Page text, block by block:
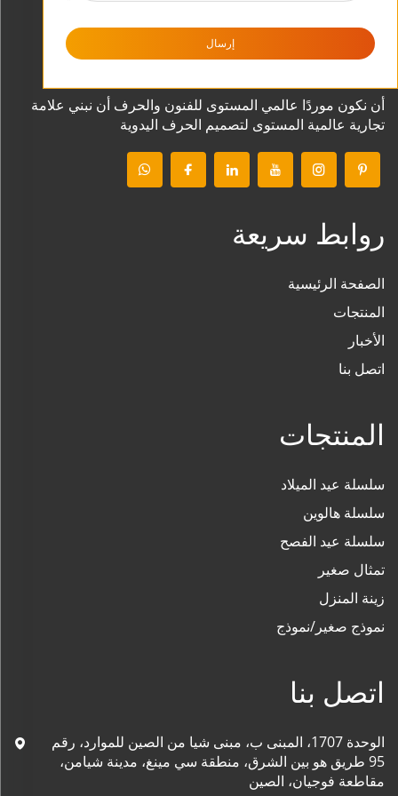
إرسال
أن نكون موردًا عالمي المستوى للفنون والحرف أن نبني علامة
تجارية عالمية المستوى لتصميم الحرف اليدوية
روابط سريعة
الصفحة الرئيسية
المنتجات
الأخبار
اتصل بنا
المنتجات
سلسلة عيد الميلاد
سلسلة هالوين
سلسلة عيد الفصح
تمثال صغير
زينة المنزل
نموذج صغير/نموذج
اتصل بنا
الوحدة 1707، المبنى ب، مبنى شيا من الصين للموارد، رقم
95 طريق هو بين الشرق، منطقة سي مينغ، مدينة شيامن،
مقاطعة فوجيان، الصين